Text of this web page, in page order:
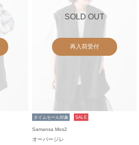
SOLD OUT
再入荷受付
タイムセール対象 SALE
Samansa Mos2
オーバージレ